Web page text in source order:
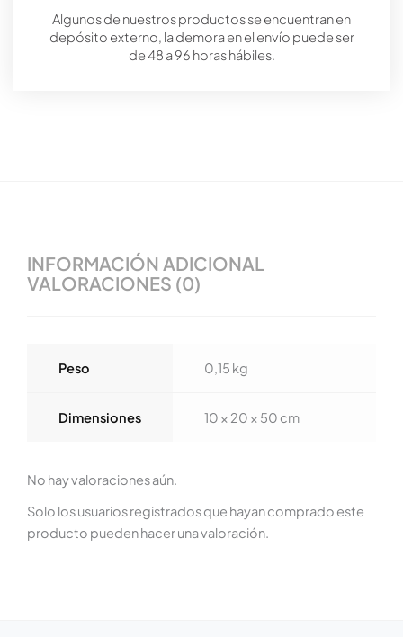
Algunos de nuestros productos se encuentran en
depósito externo, la demora en el envío puede ser
de 48 a 96 horas hábiles.
INFORMACIÓN ADICIONAL
VALORACIONES (0)
Peso 0,15 kg
Dimensiones 10 × 20 × 50 cm
No hay valoraciones aún.
Solo los usuarios registrados que hayan comprado este
producto pueden hacer una valoración.